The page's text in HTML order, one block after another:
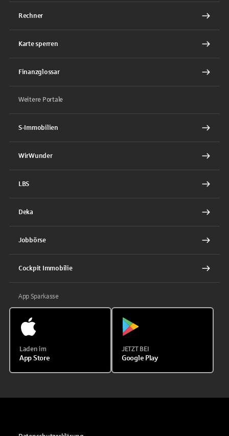
Rechner
Karte sperren
Finanzglossar
Weitere Portale
S-Immobilien
WirWunder
LBS
Deka
Jobbörse
Cockpit Immobilie
App Sparkasse
Laden im
App Store
JETZT BEI
Google Play